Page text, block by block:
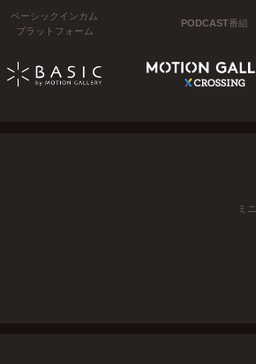
ベーシックインカム
プラットフォーム
PODCAST番組
ミ